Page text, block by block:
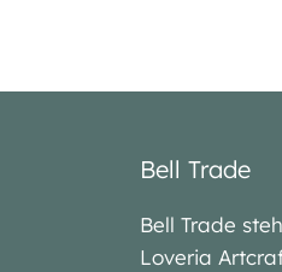
Bell Trade
Bell Trade
Loveria